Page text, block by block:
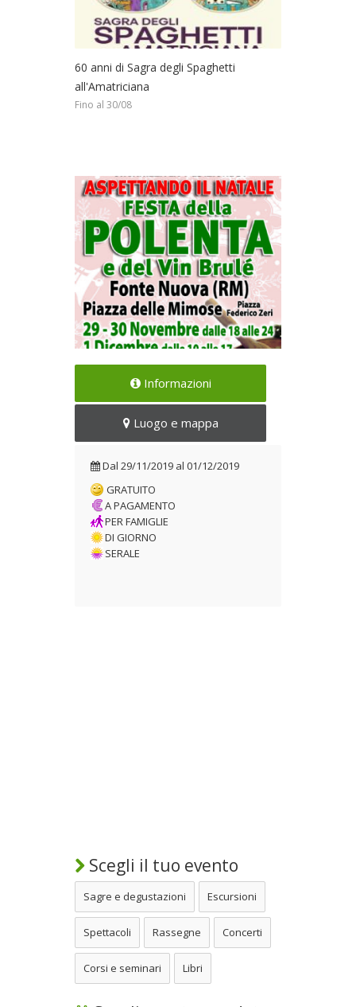
60 anni di Sagra degli Spaghetti
all'Amatriciana
Fino al 30/08
Festa della Polenta e del Vin
Dal 29/11/2019 al
01/12/2019
Informazioni
Luogo e mappa
Dal 29/11/2019 al 01/12/2019
GRATUITO
A PAGAMENTO
PER FAMIGLIE
DI GIORNO
SERALE
Scegli il tuo evento
Sagre e degustazioni Escursioni
Spettacoli Rassegne Concerti
Corsi e seminari Libri